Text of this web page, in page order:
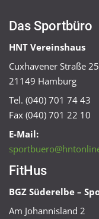
Das Sportbüro
HNT Vereinshaus
Cuxhavener Straße
21149 Hamburg
Tel. (040) 701 74 43
Fax (040) 701 22 10
E-Mail:
FitHus
BGZ Süderelbe –
Am Johannisland 2